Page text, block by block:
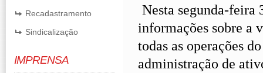
Recadastramento
Sindicalização
IMPRENSA
Nesta segunda-feira
informações sobre a
todas as operações
administração de